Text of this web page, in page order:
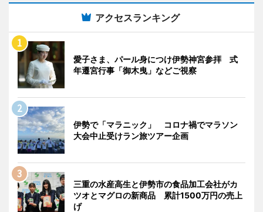
アクセスランキング
愛子さま、パール身につけ伊勢神宮参拝 式
年遷宮行事「御木曳」などご視察
伊勢で「マラニック」 コロナ禍でマラソン
大会中止受けラン旅ツアー企画
三重の水産高生と伊勢市の食品加工会社がカ
ツオとマグロの新商品 累計1500万円の売上
げ